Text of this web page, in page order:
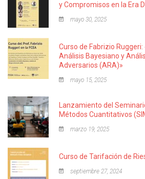
y Compromisos en la Era
mayo 30, 2025
Curso de Fabrizio
Análisis Bayesiano y
Adversarios (ARA)»
mayo 15, 2025
Lanzamiento del
Métodos Cuantitativos
marzo 19, 2025
Curso de Tarifación de
septiembre 27, 2024